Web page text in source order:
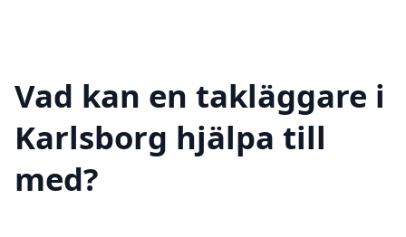
Vad kan en takläggare i
Karlsborg hjälpa till
med?